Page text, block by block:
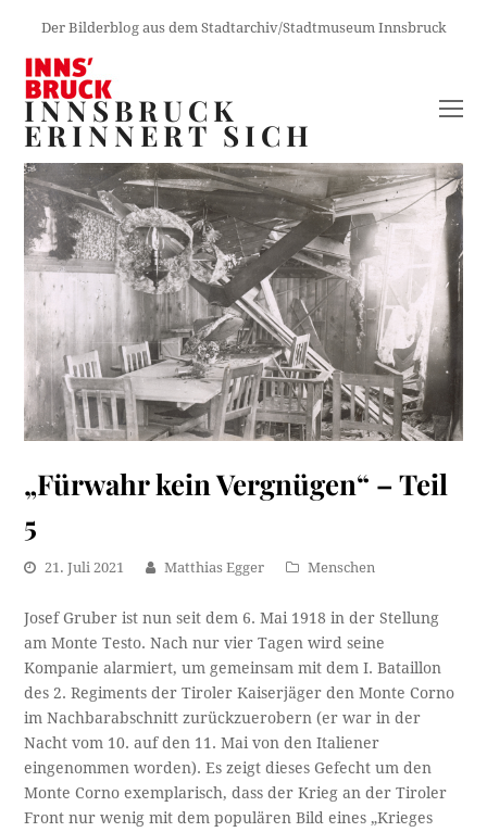
Der Bilderblog aus dem Stadtarchiv/Stadtmuseum Innsbruck
INNSBRUCK
ERINNERT SICH
„Fürwahr kein Vergnügen“ – Teil
5
21. Juli 2021 Matthias Egger Menschen
Josef Gruber ist nun seit dem 6. Mai 1918 in der Stellung
am Monte Testo. Nach nur vier Tagen wird seine
Kompanie alarmiert, um gemeinsam mit dem I. Bataillon
des 2. Regiments der Tiroler Kaiserjäger den Monte Corno
im Nachbarabschnitt zurückzuerobern (er war in der
Nacht vom 10. auf den 11. Mai von den Italiener
eingenommen worden). Es zeigt dieses Gefecht um den
Monte Corno exemplarisch, dass der Krieg an der Tiroler
Front nur wenig mit dem populären Bild eines „Krieges